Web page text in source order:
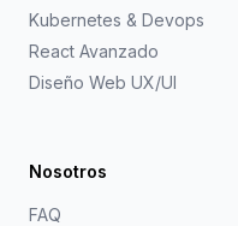
Kubernetes & Devops
React Avanzado
Diseño Web UX/UI
Nosotros
FAQ